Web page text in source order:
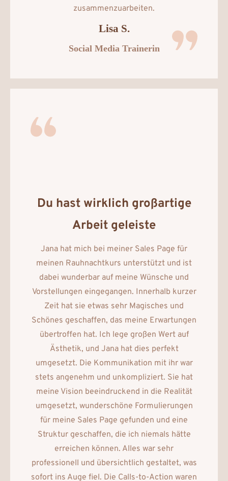
zusammenzuarbeiten.
Lisa S.
Social Media Trainerin
Du hast wirklich großartige
Arbeit geleiste
Jana hat mich bei meiner Sales Page für
meinen Rauhnachtkurs unterstützt und ist
dabei wunderbar auf meine Wünsche und
Vorstellungen eingegangen. Innerhalb kurzer
Zeit hat sie etwas sehr Magisches und
Schönes geschaffen, das meine Erwartungen
übertroffen hat. Ich lege großen Wert auf
Ästhetik, und Jana hat dies perfekt
umgesetzt. Die Kommunikation mit ihr war
stets angenehm und unkompliziert. Sie hat
meine Vision beeindruckend in die Realität
umgesetzt, wunderschöne Formulierungen
für meine Sales Page gefunden und eine
Struktur geschaffen, die ich niemals hätte
erreichen können. Alles war sehr
professionell und übersichtlich gestaltet, was
sofort ins Auge fiel. Die Calls-to-Action waren